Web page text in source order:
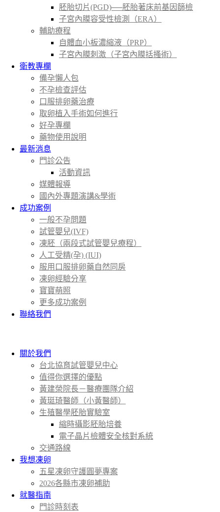
胚胎切片(PGD)──胚胎著床前基因篩檢
子宮內膜容受性檢測（ERA）
輔助療程
自體血小板濃縮液（PRP）
子宮內膜刺激（子宮內膜括搔術）
衛教專欄
備孕懶人包
不孕檢查評估
口服排卵藥治療
取卵植入手術如何進行
好孕專欄
藥物使用說明
最新消息
門診公告
活動資訊
媒體報導
國內外專題演講&學術
成功案例
一般不孕問題
試管嬰兒(IVF)
凍胚（兩段式試管嬰兒療程）
人工受精(孕) (IUI)
服用口服排卵藥自然同房
凍卵經驗分享
寶寶萌照
更多成功案例
聯絡我們
關於我們
台北協育試管嬰兒中心
值得你選擇的優點
黃建榮院長－醫療團隊介紹
黃珽琦醫師（小黃醫師）
生殖醫學胚胎實驗室
縮時攝影胚胎培養
電子晶片檢體安全核對系統
交通路線
我想凍卵
五星凍卵守護圓夢專案
2026各縣市凍卵補助
就醫指南
門診時刻表